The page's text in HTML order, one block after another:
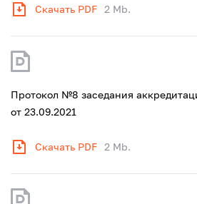
Скачать PDF 2 Mb.
Протокол №8 заседания
от 23.09.2021
Скачать PDF 2 Mb.